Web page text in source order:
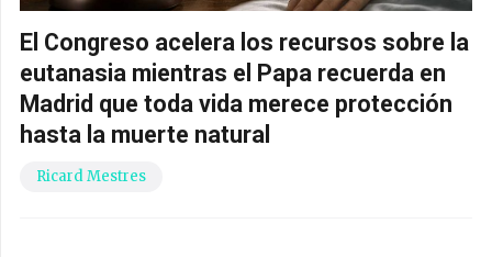
El Congreso acelera los recursos sobre la
eutanasia mientras el Papa recuerda en
Madrid que toda vida merece protección
hasta la muerte natural
Ricard Mestres